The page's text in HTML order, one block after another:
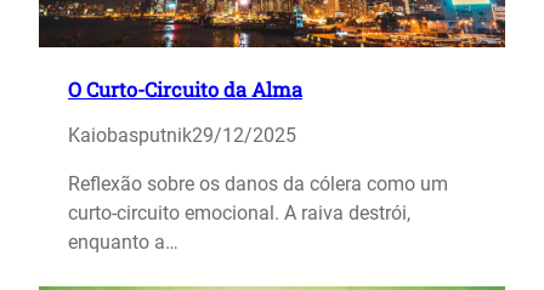
O Curto-Circuito da Alma
Kaiobasputnik29/12/2025
Reflexão sobre os danos da cólera como um
curto-circuito emocional. A raiva destrói,
enquanto a…